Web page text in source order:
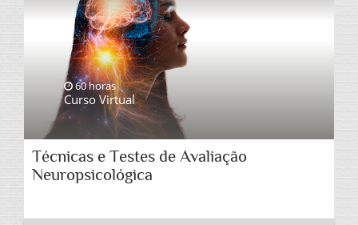
60 horas
Curso Virtual
Técnicas e Testes de Avaliação
Neuropsicológica